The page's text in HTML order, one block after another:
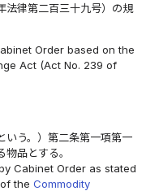
法律第二百三十九号）の規
Order based on the
Act (Act No. 239 of
いう。）第二条第一項第一
品とする。
Cabinet Order as stated
of theCommodity